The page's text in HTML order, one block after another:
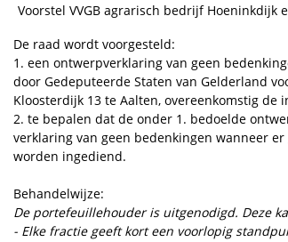
Voorstel VVGB agrarisch bedrijf Hoeninkdijk
De raad wordt voorgesteld:
1. een ontwerpverklaring van geen
door Gedeputeerde Staten van Gelderland
Kloosterdijk 13 te Aalten, overeenkomstig
2. te bepalen dat de onder 1. bedoelde
verklaring van geen bedenkingen wanneer
worden ingediend.
Behandelwijze:
De portefeuillehouder is uitgenodigd. Deze
- Elke fractie geeft kort een voorlopig